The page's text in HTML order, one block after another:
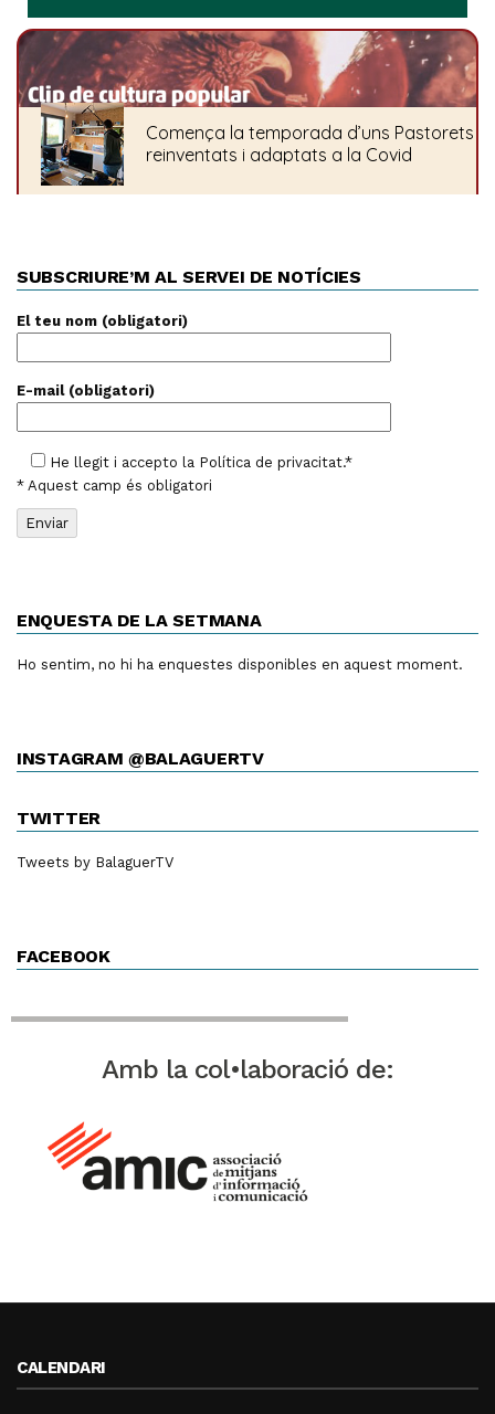
SUBSCRIURE’M AL SERVEI DE NOTÍCIES
El teu nom (obligatori)
E-mail (obligatori)
He llegit i accepto la Política de privacitat.*
* Aquest camp és obligatori
ENQUESTA DE LA SETMANA
Ho sentim, no hi ha enquestes disponibles en aquest moment.
INSTAGRAM @BALAGUERTV
TWITTER
Tweets by BalaguerTV
FACEBOOK
Amb la col•laboració de:
CALENDARI